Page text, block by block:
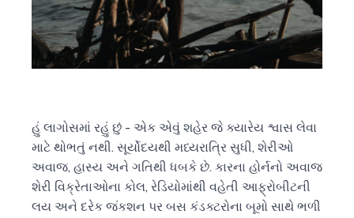
હું લાગોસમાં રહું છું - એક એવું શહેર જે ક્યારેય શ્વાસ લેવા
માટે થોભતું નથી. સૂર્યોદયથી મધ્યરાત્રિ સુધી, શેરીઓ
અવાજ, હાસ્ય અને ગતિથી ધબકે છે. કારના હોર્નનો અવાજ
શેરી વિક્રેતાઓના કોલ, રેડિયોમાંથી વહેતી આફ્રોબીટની
લય અને દરેક જંકશન પર બસ કંડક્ટરોના બૂમો સાથે ભળી